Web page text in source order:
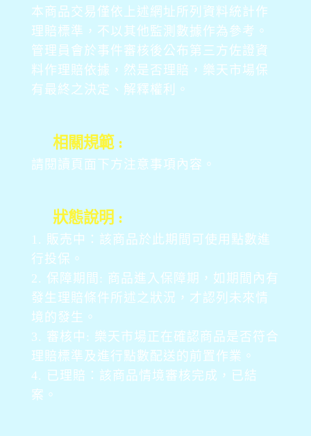
本商品交易僅依上述網址所列資料統計作
理賠標準，不以其他監測數據作為參考。
管理員會於事件審核後公布第三方佐證資
料作理賠依據，然是否理賠，樂天市場保
有最終之決定、解釋權利。
相關規範 :
請閱讀頁面下方注意事項內容。
狀態說明 :
1. 販売中：該商品於此期間可使用點數進
行投保。
2. 保障期間: 商品進入保障期，如期間內有
發生理賠條件所述之狀況，才認列未來情
境的發生。
3. 審核中: 樂天市場正在確認商品是否符合
理賠標準及進行點數配送的前置作業。
4. 已理賠：該商品情境審核完成，已結
案。